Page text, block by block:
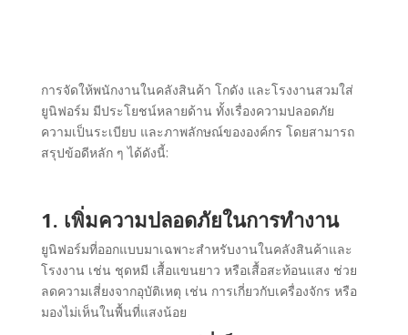
การจัดให้พนักงานในคลังสินค้า โกดัง และโรงงานสวมใส่
ยูนิฟอร์ม มีประโยชน์หลายด้าน ทั้งเรื่องความปลอดภัย
ความเป็นระเบียบ และภาพลักษณ์ขององค์กร โดยสามารถ
สรุปข้อดีหลัก ๆ ได้ดังนี้:
1. เพิ่มความปลอดภัยในการทำงาน
ยูนิฟอร์มที่ออกแบบมาเฉพาะสำหรับงานในคลังสินค้าและ
โรงงาน เช่น ชุดหมี เสื้อแขนยาว หรือเสื้อสะท้อนแสง ช่วย
ลดความเสี่ยงจากอุบัติเหตุ เช่น การเกี่ยวกับเครื่องจักร หรือ
มองไม่เห็นในพื้นที่แสงน้อย